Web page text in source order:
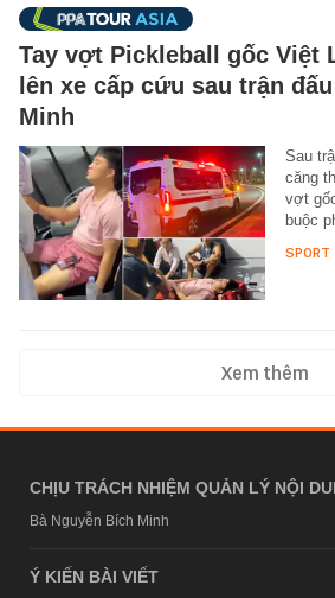
Tay vợt Pickleball gốc Việt
lên xe cấp cứu sau trận
Minh
Sau
căng
vợt
buộc
SPORT
Xem thêm
CHỊU TRÁCH NHIỆM QUẢN LÝ NỘI
Bà Nguyễn Bích Minh
Ý KIẾN BÀI VIẾT